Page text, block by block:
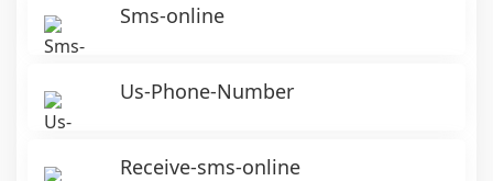
Sms-online
Us-Phone-Number
Receive-sms-online